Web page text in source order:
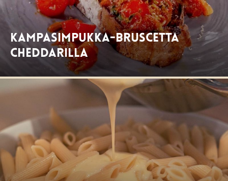
Kampasimpukka-Bruscetta
cheddarilla